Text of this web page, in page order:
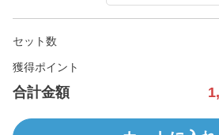
セット数
獲得ポイント
合計金額